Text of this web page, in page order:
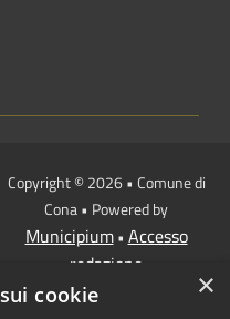
Copyright © 2026 • Comune di
Cona • Powered by
Municipium• Accesso
redazione
×
cookie